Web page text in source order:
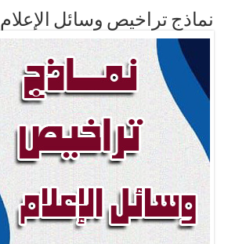
نماذج تراخيص وسائل الإعلام